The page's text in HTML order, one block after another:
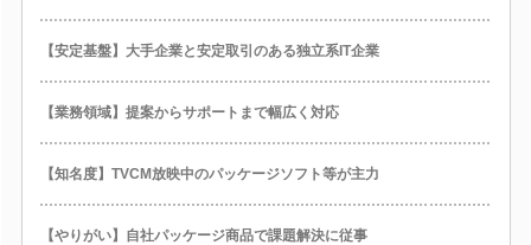
【安定基盤】大手企業と安定取引のある独立系IT企業
【業務領域】提案からサポートまで幅広く対応
【知名度】TVCM放映中のパッケージソフト等が主力
【やりがい】自社パッケージ商品で課題解決に従事